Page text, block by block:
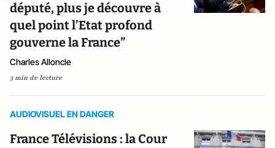
député, plus je découvre à
quel point l’Etat profond
gouverne la France”
Charles Alloncle
3 min de lecture
AUDIOVISUEL EN DANGER
France Télévisions : la Cour